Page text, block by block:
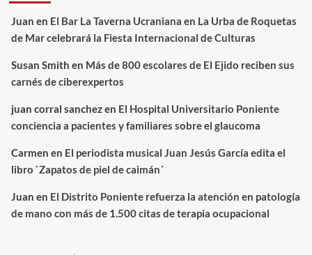
Juan en El Bar La Taverna Ucraniana en La Urba de Roquetas
de Mar celebrará la Fiesta Internacional de Culturas
Susan Smith en Más de 800 escolares de El Ejido reciben sus
carnés de ciberexpertos
juan corral sanchezen El Hospital Universitario Poniente
conciencia a pacientes y familiares sobre el glaucoma
Carmen en El periodista musical Juan Jesús García edita el
libro `Zapatos de piel de caimán´
Juan en El Distrito Poniente refuerza la atención en patología
de mano con más de 1.500 citas de terapia ocupacional